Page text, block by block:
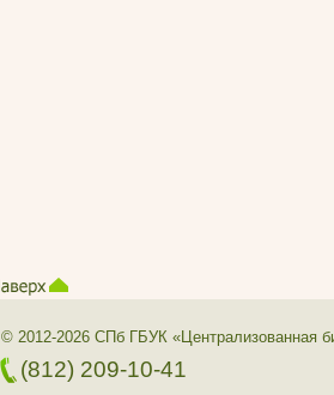
© 2012-2026 СПб ГБУК «Централизованная
(812) 209-10-41